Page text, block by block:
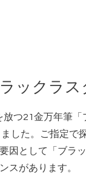
ックラス
つ21金万年筆「
した。ご指定で
因として「ブラ
スがあります。